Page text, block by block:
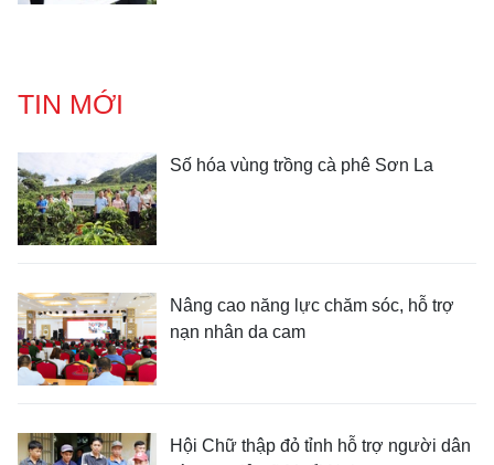
TIN MỚI
Số hóa vùng trồng cà phê Sơn La
Nâng cao năng lực chăm sóc, hỗ trợ
nạn nhân da cam
Hội Chữ thập đỏ tỉnh hỗ trợ người dân